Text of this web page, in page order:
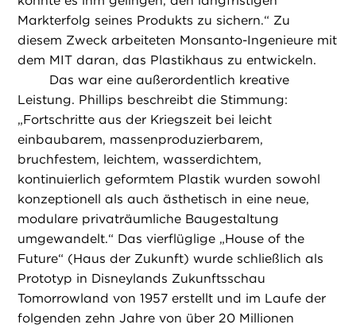
Markterfolg seines Produkts zu sichern.“ Zu
diesem Zweck arbeiteten Monsanto-Ingenieure mit
dem MIT daran, das Plastikhaus zu entwickeln.
Das war eine außerordentlich kreative
Leistung. Phillips beschreibt die Stimmung:
„Fortschritte aus der Kriegszeit bei leicht
einbaubarem, massenproduzierbarem,
bruchfestem, leichtem, wasserdichtem,
kontinuierlich geformtem Plastik wurden sowohl
konzeptionell als auch ästhetisch in eine neue,
modulare privaträumliche Baugestaltung
umgewandelt.“ Das vierflüglige „House of the
Future“ (Haus der Zukunft) wurde schließlich als
Prototyp in Disneylands Zukunftsschau
Tomorrowland von 1957 erstellt und im Laufe der
folgenden zehn Jahre von über 20 Millionen